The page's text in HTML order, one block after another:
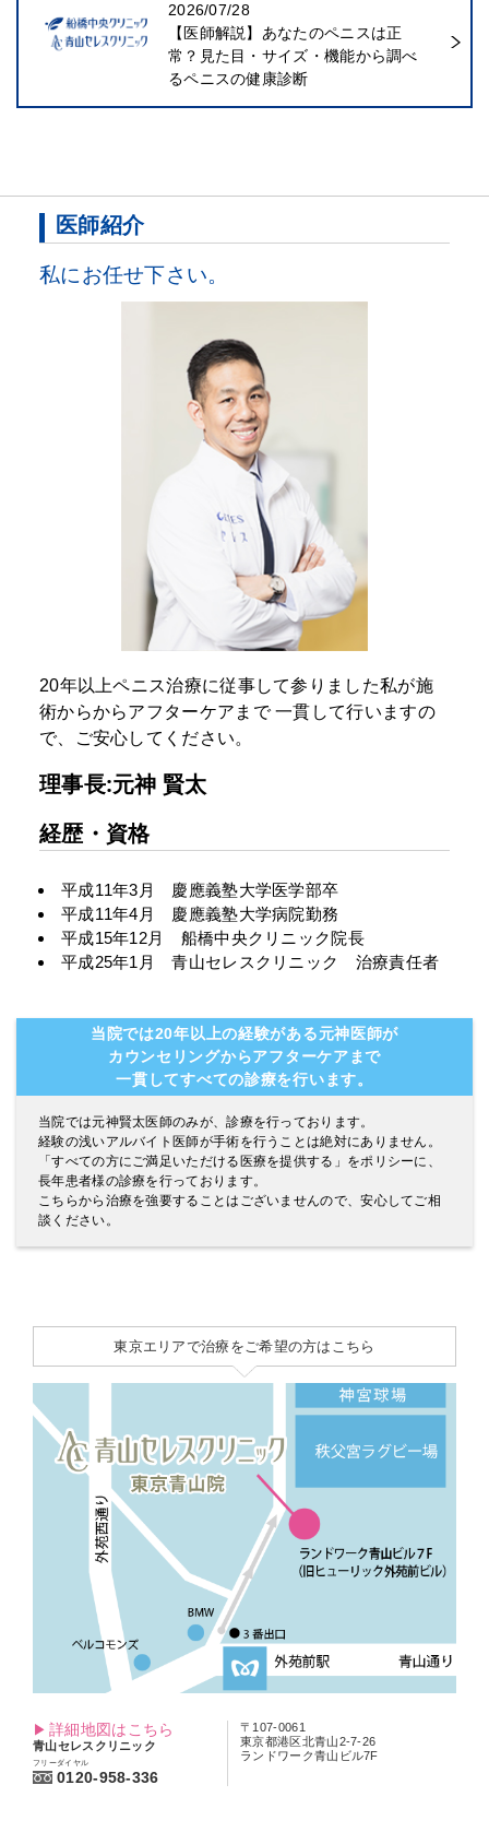
2026/07/28
【医師解説】あなたのペニスは正
常？見た目・サイズ・機能から調べ
るペニスの健康診断
医師紹介
私にお任せ下さい。
20年以上ペニス治療に従事して参りました私が施
術からからアフターケアまで一貫して行いますの
で、ご安心してください。
理事長:元神 賢太
経歴・資格
平成11年3月 慶應義塾大学医学部卒
平成11年4月 慶應義塾大学病院勤務
平成15年12月 船橋中央クリニック院長
平成25年1月 青山セレスクリニック 治療責任者
当院では20年以上の経験がある元神医師が
カウンセリングからアフターケアまで
一貫してすべての診療を行います。
当院では元神賢太医師のみが、診療を行っております。
経験の浅いアルバイト医師が手術を行うことは絶対にありません。
「すべての方にご満足いただける医療を提供する」をポリシーに、
長年患者様の診療を行っております。
こちらから治療を強要することはございませんので、安心してご相
談ください。
東京エリアで治療をご希望の方はこちら
詳細地図はこちら
青山セレスクリニック
フリーダイヤル
0120-958-336
〒107-0061
東京都港区北青山2-7-26
ランドワーク青山ビル7F